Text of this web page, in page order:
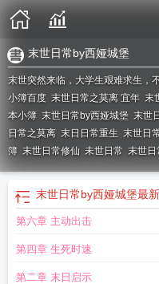
末世日常by西娅城堡
末世突然来临，大学生艰难求生，
小簿百度 末世日常之莫离 宜年 末
本小簿 末世日常by西娅城堡 末世
日常之莫离 末日日常重生 末世日
簿 末世日常修仙 未世日常 末世日
常末世日常作者一本小簿末世日
末世日常 末世日常之平淡生活 大
团勾搭上的末世日常
末世日常by西娅城堡最
第六章 主动出击
第四章 生死时速
第二章 末日启示